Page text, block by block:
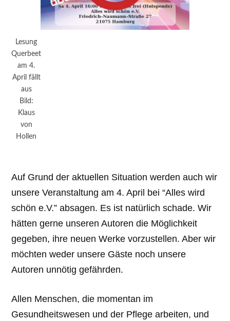
Lesung
Querbeet
am 4.
April fällt
aus
Bild:
Klaus
von
Hollen
Auf Grund der aktuellen Situation werden auch wir
unsere Veranstaltung am 4. April bei “Alles wird
schön e.V.” absagen. Es ist natürlich schade. Wir
hätten gerne unseren Autoren die Möglichkeit
gegeben, ihre neuen Werke vorzustellen. Aber wir
möchten weder unsere Gäste noch unsere
Autoren unnötig gefährden.
Allen Menschen, die momentan im
Gesundheitswesen und der Pflege arbeiten, und